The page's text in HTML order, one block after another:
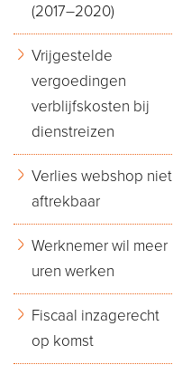
(2017–2020)
Vrijgestelde
vergoedingen
verblijfskosten bij
dienstreizen
Verlies webshop niet
aftrekbaar
Werknemer wil meer
uren werken
Fiscaal inzagerecht
op komst